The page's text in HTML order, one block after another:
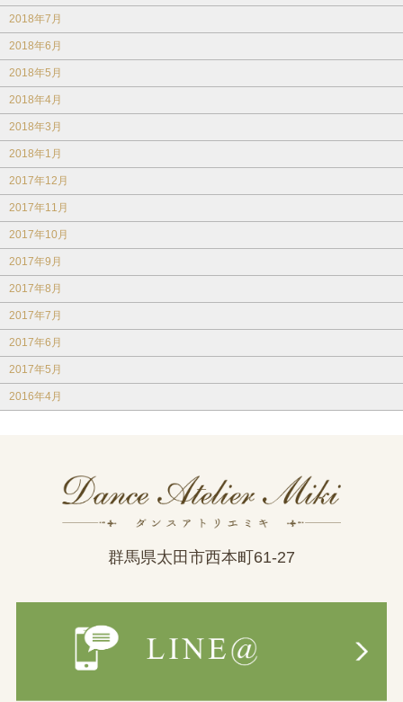
2018年7月
2018年6月
2018年5月
2018年4月
2018年3月
2018年1月
2017年12月
2017年11月
2017年10月
2017年9月
2017年8月
2017年7月
2017年6月
2017年5月
2016年4月
群馬県太田市西本町61-27